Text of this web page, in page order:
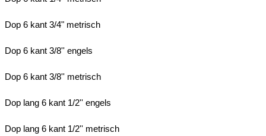
Dop 6 kant 3/4" metrisch
Dop 6 kant 3/8'' engels
Dop 6 kant 3/8'' metrisch
Dop lang 6 kant 1/2'' engels
Dop lang 6 kant 1/2'' metrisch